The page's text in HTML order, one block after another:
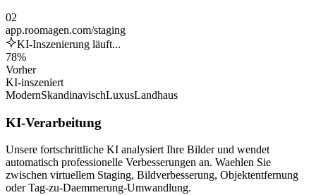
02
app.roomagen.com/staging
KI-Inszenierung läuft...
78%
Vorher
KI-inszeniert
ModernSkandinavischLuxusLandhaus
KI-Verarbeitung
Unsere fortschrittliche KI analysiert Ihre Bilder und wendet
automatisch professionelle Verbesserungen an. Waehlen Sie
zwischen virtuellem Staging, Bildverbesserung, Objektentfernung
oder Tag-zu-Daemmerung-Umwandlung.